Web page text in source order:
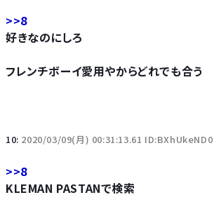
>>8
好きなのにしろ
フレンチボーイ愛用やからどれでも合う
10: 2020/03/09(月) 00:31:13.61 ID:BXhUkeND0
>>8
KLEMAN PASTANで検索